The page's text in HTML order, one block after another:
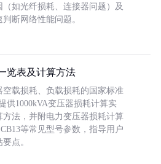
如光纤损耗、连接器问题）及
断网络性能问题。
览表及计算方法
载损耗、负载损耗的国家标准
供1000kVA变压器损耗计算实
法，并附电力变压器损耗计算
等常见型号参数，指导用户
点。